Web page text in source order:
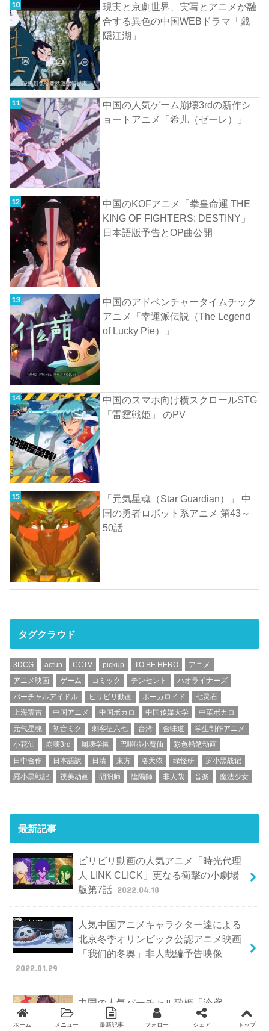
現実と京劇世界、実写とアニメが融
合する異色の中国WEBドラマ「戯
隠江湖」
中国の人気ゲーム崩壊3rdの新作シ
ョートアニメ「希儿（ゼーレ）」
中国のKOFアニメ「拳皇命運 THE
KING OF FIGHTERS: DESTINY」
日本語版予告とOP曲公開
中国のアドベンチャータイムチック
アニメ「幸運派伝説（The Legend
of Lucky Pie）」
中国のスマホ向け横スクロールSTG
「雷霆戦姫」 のPV
「元気星魂（Star Guardian）」 中
国の勇者ロボット系アニメ 第43～
50話
タグクラウド
3DCG acfun CCTV pickup TO BE HERO
アニメ
アニメ映画
ゲーム コミック テンセント
ハオライナーズ
バーチャルアイドル
ビリビリ動画 ボーカロイド
七灵石
上海震雷
中国アニメ 中国ボカロ 中国传媒大学
中華ボカロ
元气星魂
初音ミク 刺客伍六七 台湾 合味道
学生制作アニメ
小花仙
崩壊3rd 崩壊学園 巴啦啦小魔仙
彩色铅笔动画
日中合作
日本語訳 日清 東方 洛天依 绿怪研
罗小黑战记
羅小黒戦記
视美动画 阴阳师 陰陽師 非人哉 音楽 魔法少女
最新記事
ビリビリ動画の人気アニメ「時光代理
人 LINK CLICK」更なる衝撃の小劇場
版第7話 2022.04.10
人気中国アニメキャラクター達による
北京冬季オリンピック公認アニメ映画
「我们的冬奥」非人哉編予告映像
2022.01.29
中国の人気バーチャル歌姫「泠鳶
yousa」さんのMV『大喜』が可愛くて
ホーム メニュー 最新記事 フォロー シェア トップ
Twitter facebook